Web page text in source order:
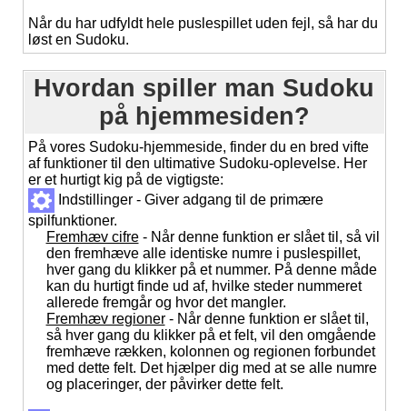
Når du har udfyldt hele puslespillet uden fejl, så har du
løst en Sudoku.
Hvordan spiller man Sudoku
på hjemmesiden?
På vores Sudoku-hjemmeside, finder du en bred vifte
af funktioner til den ultimative Sudoku-oplevelse. Her
er et hurtigt kig på de vigtigste:
Indstillinger - Giver adgang til de primære
spilfunktioner.
Fremhæv cifre- Når denne funktion er slået til, så vil
den fremhæve alle identiske numre i puslespillet,
hver gang du klikker på et nummer. På denne måde
kan du hurtigt finde ud af, hvilke steder nummeret
allerede fremgår og hvor det mangler.
Fremhæv regioner- Når denne funktion er slået til,
så hver gang du klikker på et felt, vil den omgående
fremhæve rækken, kolonnen og regionen forbundet
med dette felt. Det hjælper dig med at se alle numre
og placeringer, der påvirker dette felt.